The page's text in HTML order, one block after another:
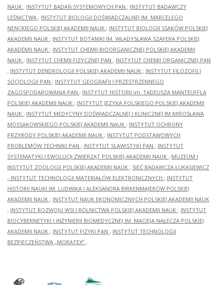
NAUK ; INSTYTUT BADAŃ SYSTEMOWYCH PAN ; INSTYTUT BADAWCZY
LEŚNICTWA ; INSTYTUT BIOLOGII DOŚWIADCZALNEJ IM. MARCELEGO
NENCKIEGO POLSKIEJ AKADEMII NAUK ; INSTYTUT BIOLOGII SSAKÓW POLSKIEJ
AKADEMII NAUK ; INSTYTUT BOTANIKI IM. WŁADYSŁAWA SZAFERA POLSKIEJ
AKADEMII NAUK ; INSTYTUT CHEMII BIOORGANICZNEJ POLSKIEJ AKADEMII
NAUK ; INSTYTUT CHEMII FIZYCZNEJ PAN ; INSTYTUT CHEMII ORGANICZNEJ PAN
; INSTYTUT DENDROLOGII POLSKIEJ AKADEMII NAUK ; INSTYTUT FILOZOFII I
SOCJOLOGII PAN ; INSTYTUT GEOGRAFII I PRZESTRZENNEGO
ZAGOSPODAROWANIA PAN ; INSTYTUT HISTORII im. TADEUSZA MANTEUFFLA
POLSKIEJ AKADEMII NAUK ; INSTYTUT JĘZYKA POLSKIEGO POLSKIEJ AKADEMII
NAUK ; INSTYTUT MEDYCYNY DOŚWIADCZALNEJ I KLINICZNEJ IM.MIROSŁAWA
MOSSAKOWSKIEGO POLSKIEJ AKADEMII NAUK ; INSTYTUT OCHRONY
PRZYRODY POLSKIEJ AKADEMII NAUK ; INSTYTUT PODSTAWOWYCH
PROBLEMÓW TECHNIKI PAN ; INSTYTUT SLAWISTYKI PAN ; INSTYTUT
SYSTEMATYKI I EWOLUCJI ZWIERZĄT POLSKIEJ AKADEMII NAUK ; MUZEUM I
INSTYTUT ZOOLOGII POLSKIEJ AKADEMII NAUK ; SIEĆ BADAWCZA ŁUKASIEWICZ
- INSTYTUT TECHNOLOGII MATERIAŁÓW ELEKTRONICZNYCH ; INSTYTUT
HISTORII NAUKI IM. LUDWIKA I ALEKSANDRA BIRKENMAJERÓW POLSKIEJ
AKADEMII NAUK ; INSTYTUT NAUK EKONOMICZNYCH POLSKIEJ AKADEMII NAUK
; INSTYTUT ROZWOJU WSI I ROLNICTWA POLSKIEJ AKADEMII NAUK ; INSTYTUT
BIOCYBERNETYKI I INŻYNIERII BIOMEDYCZNEJ IM. MACIEJA NAŁĘCZA POLSKIEJ
AKADEMII NAUK ; INSTYTUT FIZYKI PAN ; INSTYTUT TECHNOLOGII
BEZPIECZEŃSTWA „MORATEX” ;